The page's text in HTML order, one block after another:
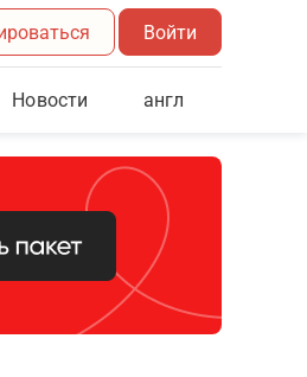
Войти
Новости англ